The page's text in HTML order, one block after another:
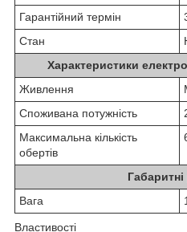
Гарантійний термін
Стан
Характеристики
Живлення
Споживана потужність
Максимальна кількість
обертів
Вага
Властивості